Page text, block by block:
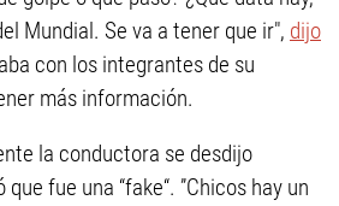
Mundial. Se va a tener que ir", dijo
con los integrantes de su
más información.
la conductora se desdijo
fue una “fake“. ”Chicos hay un